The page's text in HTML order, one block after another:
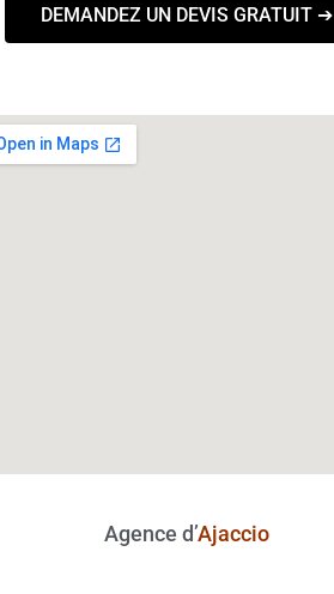
DEMANDEZ UN DEVIS GRATUIT ➔
Agence d’Ajaccio